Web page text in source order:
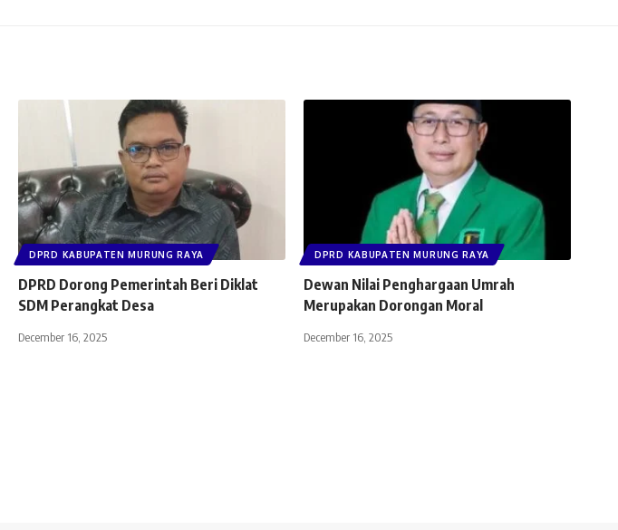
DPRD KABUPATEN MURUNG RAYA
DPRD Dorong Pemerintah Beri Diklat
SDM Perangkat Desa
December 16, 2025
DPRD KABUPATEN MURUNG RAYA
Dewan Nilai Penghargaan Umrah
Merupakan Dorongan Moral
December 16, 2025